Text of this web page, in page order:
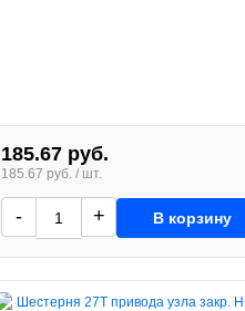
185.67 руб.
185.67 руб. / шт.
- + В корзину